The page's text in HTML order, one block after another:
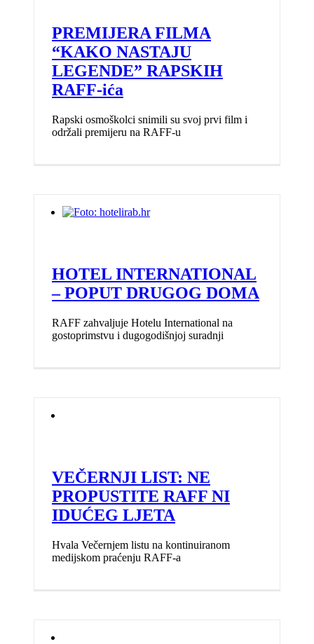
PREMIJERA FILMA
“KAKO NASTAJU
LEGENDE” RAPSKIH
RAFF-ića
Rapski osmoškolci snimili su svoj prvi film i
održali premijeru na RAFF-u
HOTEL INTERNATIONAL
– POPUT DRUGOG DOMA
RAFF zahvaljuje Hotelu International na
gostoprimstvu i dugogodišnjoj suradnji
VEČERNJI LIST: NE
PROPUSTITE RAFF NI
IDUĆEG LJETA
Hvala Večernjem listu na kontinuiranom
medijskom praćenju RAFF-a